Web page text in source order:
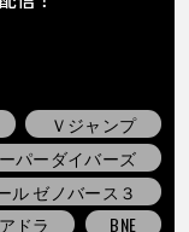
Ｖジャンプ
パーダイバーズ
ル ゼノバース３
ドラ
BNE